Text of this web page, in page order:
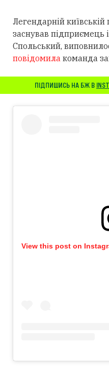
Легендарній київській
заснував підприємець
Спольський,
повідомила команда
ПІДПИШИСЬ НА БЖ В
View this post on